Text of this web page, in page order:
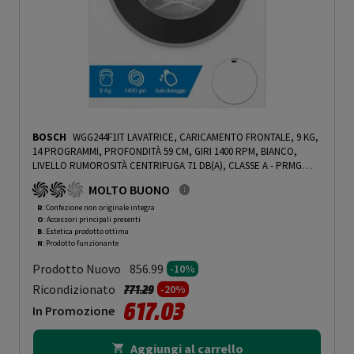
BOSCH WGG244F1IT LAVATRICE, CARICAMENTO FRONTALE, 9 KG,
14 PROGRAMMI, PROFONDITÀ 59 CM, GIRI 1400 RPM, BIANCO,
LIVELLO RUMOROSITÀ CENTRIFUGA 71 DB(A), CLASSE A - PRMG
GRADING ROBN - 10%
MOLTO BUONO
R: Confezione non originale integra
O: Accessori principali presenti
B: Estetica prodotto ottima
N: Prodotto funzionante
Prodotto Nuovo 856.99 -10%
Ricondizionato Prezzo ridotto da
771.29a-20%
In Promozione 617.03
Aggiungi al carrello